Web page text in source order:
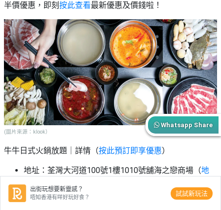
Whatsapp Share
出街玩想要新靈感？
唔知香港有咩好玩好食？
試試新玩法
半價優惠，即刻 按此查看最新優惠及價錢啦！
(圖片來源：klook）
牛牛日式火鍋放題｜詳情（按此預訂即享優惠）
地址：荃灣大河道100號1樓1010號舖海之戀商場（地
圖
營業時間：星期一至日 11:30-22:00